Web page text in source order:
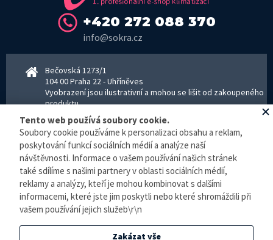
+420 272 088 370
info@sokra.cz
Bečovská 1273/1
104 00 Praha 22 - Uhříněves
Vyobrazení jsou ilustrativní a mohou se lišit od zakoupeného
produktu.
www.sokra.cz│www.haier-klimatizace.cz
Otevírací doba
Pondělí–Pátek 8–16:30 hodin - kancelář
Pondělí–pátek 8–16:00 hodin - sklad
Zpracování osobních údajů
© E-klimatizace.cz, všechna práva vyhrazena.
Tento web používá soubory cookie.
Soubory cookie používáme k personalizaci obsahu a reklam,
poskytování funkcí sociálních médií a analýze naší
návštěvnosti. Informace o vašem používání našich stránek
také sdílíme s našimi partnery v oblasti sociálních médií,
reklamy a analýzy, kteří je mohou kombinovat s dalšími
informacemi, které jste jim poskytli nebo které shromáždili při
vašem používání jejich služeb\r\n
Zakázat vše